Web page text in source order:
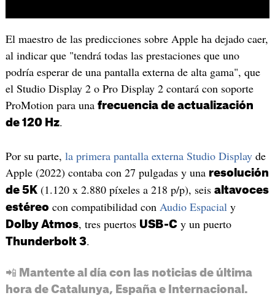
El maestro de las predicciones sobre Apple ha dejado caer,
al indicar que "tendrá todas las prestaciones que uno
podría esperar de una pantalla externa de alta gama", que
el Studio Display 2 o Pro Display 2 contará con soporte
ProMotion para una frecuencia de actualización
de 120 Hz.
Por su parte, la primera pantalla externa Studio Displayde
Apple (2022) contaba con 27 pulgadas y una resolución
de 5K(1.120 x 2.880 píxeles a 218 p/p), seis altavoces
estéreo con compatibilidad con Audio Espacial y
Dolby Atmos, tres puertos USB-C y un puerto
Thunderbolt 3.
📲 Mantente al día con las noticias de última
hora de Catalunya, España e Internacional.